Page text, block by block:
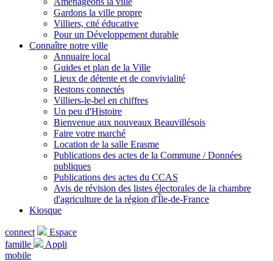
Gardons la ville propre
Villiers, cité éducative
Pour un Développement durable
Connaître notre ville
Annuaire local
Guides et plan de la Ville
Lieux de détente et de convivialité
Restons connectés
Villiers-le-bel en chiffres
Un peu d'Histoire
Bienvenue aux nouveaux Beauvillésois
Faire votre marché
Location de la salle Erasme
Publications des actes de la Commune / Données
publiques
Publications des actes du CCAS
Avis de révision des listes électorales de la chambre
d'agriculture de la région d'Île-de-France
Kiosque
connect
Espace
famille
Appli
mobile